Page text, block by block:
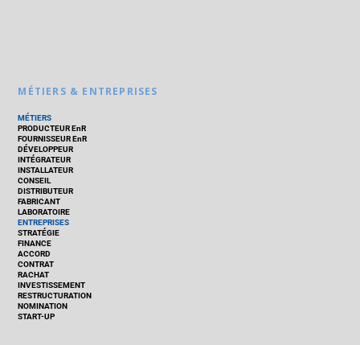
MÉTIERS & ENTREPRISES
MÉTIERS
PRODUCTEUR EnR
FOURNISSEUR EnR
DÉVELOPPEUR
INTÉGRATEUR
INSTALLATEUR
CONSEIL
DISTRIBUTEUR
FABRICANT
LABORATOIRE
ENTREPRISES
STRATÉGIE
FINANCE
ACCORD
CONTRAT
RACHAT
INVESTISSEMENT
RESTRUCTURATION
NOMINATION
START-UP